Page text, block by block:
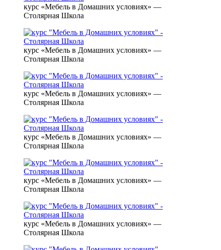
курс «Мебель в Домашних условиях» —
Столярная Школа
курс «Мебель в Домашних условиях» —
Столярная Школа
курс «Мебель в Домашних условиях» —
Столярная Школа
курс «Мебель в Домашних условиях» —
Столярная Школа
курс «Мебель в Домашних условиях» —
Столярная Школа
курс «Мебель в Домашних условиях» —
Столярная Школа